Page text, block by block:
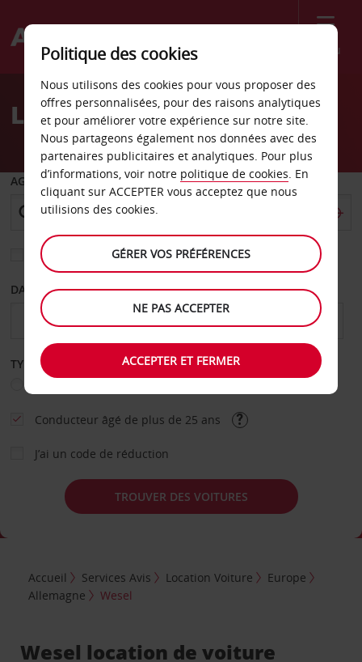
Menu
Welcome
AvisLocation de voiture Wesel
AGENCE DE DÉPART
Sélectionnez une autre agence de retour
DATE DE DÉPART DATE DE RETOUR
TYPE DE LOCATION
Conducteur âgé de plus de 25 ans
J’ai un code de réduction
TROUVER DES VOITURES
Accueil Services Avis Location Voiture
Europe
Allemagne
Wesel
Wesel location de voiture
Politique des cookies
Nous utilisons des cookies pour vous proposer des
offres personnalisées, pour des raisons analytiques
et pour améliorer votre expérience sur notre site.
Nous partageons également nos données avec des
partenaires publicitaires et analytiques. Pour plus
d’informations, voir notre politique de cookies. En
cliquant sur ACCEPTER vous acceptez que nous
utilisions des cookies.
GÉRER VOS PRÉFÉRENCES
NE PAS ACCEPTER
ACCEPTER ET FERMER